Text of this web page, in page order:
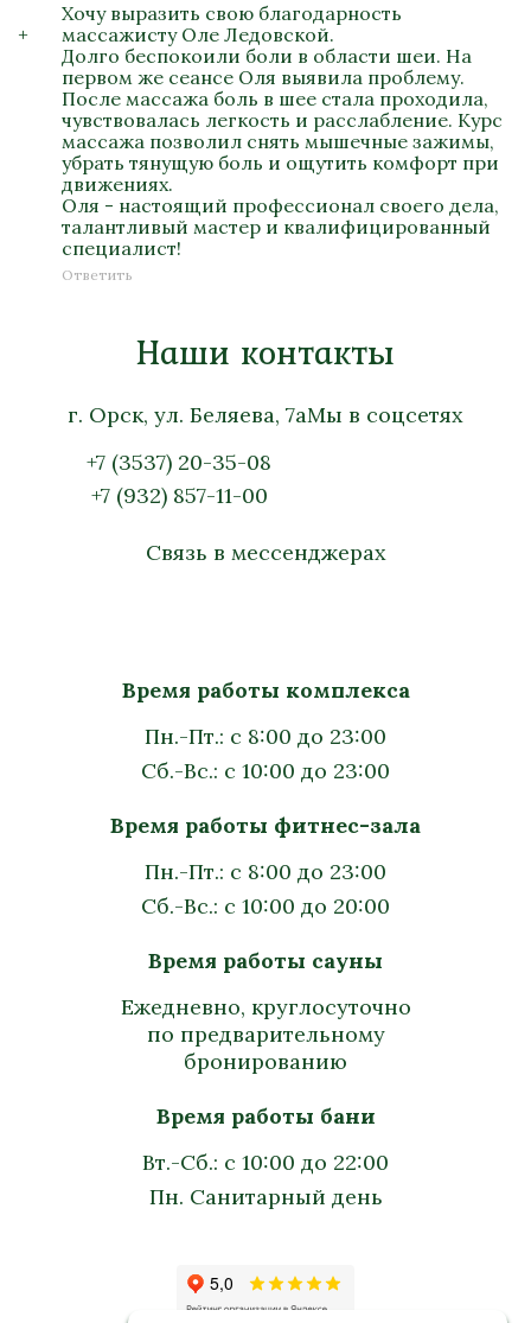
+
Хочу выразить свою благодарность
массажисту Оле Ледовской.
Долго беспокоили боли в области шеи. На
первом же сеансе Оля выявила проблему.
После массажа боль в шее стала проходила,
чувствовалась легкость и расслабление. Курс
массажа позволил снять мышечные зажимы,
убрать тянущую боль и ощутить комфорт при
движениях.
Оля - настоящий профессионал своего дела,
талантливый мастер и квалифицированный
специалист!
Ответить
Наши контакты
г. Орск, ул. Беляева, 7а
+7 (3537) 20-35-08
+7 (932) 857-11-00
Мы в соцсетях
Связь в мессенджерах
Время работы комплекса
Пн.-Пт.: с 8:00 до 23:00
Сб.-Вс.: с 10:00 до 23:00
Время работы фитнес-зала
Пн.-Пт.: с 8:00 до 23:00
Сб.-Вс.: с 10:00 до 20:00
Время работы сауны
Ежедневно, круглосуточно
по предварительному
бронированию
Время работы бани
Вт.-Сб.: с 10:00 до 22:00
Пн. Санитарный день